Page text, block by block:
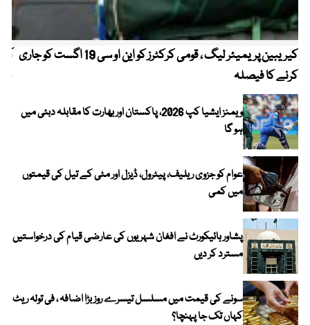
کیریبین پریمیئر لیگ ، قومی کرکٹرز کو این او سی 19 اگست کو جاری
کرنے کا فیصلہ
ویمنز ایشیا کپ 2026، پاکستان اور بھارت کا مقابلہ دبئی میں
ہو گا
عوام کو جزوی ریلیف، پیٹرول، ڈیزل اور مٹی کے تیل کی قیمتوں
میں کمی
پشاور ہائیکورٹ نے افغان شہریوں کی عارضی قیام کی درخواستیں
مسترد کر دیں
سونے کی قیمت میں مسلسل تیسرے روز بڑا اضافہ ، فی تولہ ریٹ
کہاں تک جا پہنچا؟